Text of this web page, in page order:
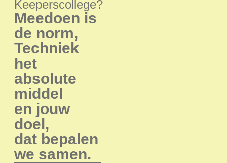
Keeperscollege?
Meedoen is
de norm,
Techniek
het
absolute
middel
en jouw
doel,
dat bepalen
we samen.